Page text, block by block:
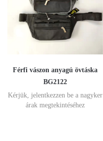
Férfi vászon anyagú övtáska
BG2122
Kérjük, jelentkezzen be a nagyker
árak megtekintéséhez